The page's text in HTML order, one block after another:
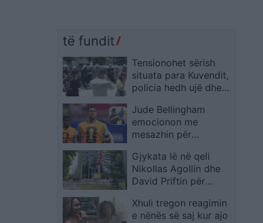
të fundit
Tensionohet sërish
situata para Kuvendit,
policia hedh ujë dhe
drejtim të
protestuesve
Jude Bellingham
emocionon me
mesazhin për
përgëzojnë për gjestin
Gjykata lë në qeli
Nikollas Agollin dhe
David Priftin për
Syzos në Pogradec
Xhuli tregon reagimin
e nënës së saj kur ajo